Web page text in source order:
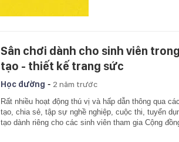
Sân chơi dành cho sinh viên
tạo - thiết kế trang sức
Học đường - 2 năm trước
Rất nhiều hoạt động thú vị và hấp dẫn thông qua
tạo, chia sẻ, tập sự nghề nghiệp, cuộc thi, tuyển
tạo dành riêng cho các sinh viên tham gia Cộng